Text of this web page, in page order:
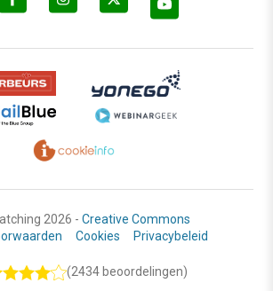
2026 - Creative Commons
Cookies Privacybeleid
(2434 beoordelingen)